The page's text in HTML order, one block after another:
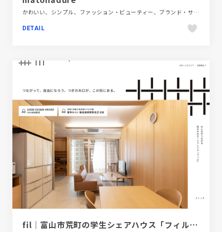
かわいい、シンプル、ファッション・ビューティー、ブランド・サービスサイト、ホワイト系、大きめ写真
DETAIL
fil｜富山市荒町の学生シェアハウス「フィル」オープン